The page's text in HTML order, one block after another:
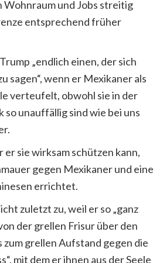
Wohnraum und Jobs streitig
entsprechend früher
„endlich einen, der sich
sagen“, wenn er Mexikaner als
verteufelt, obwohl sie in der
unauffällig sind wie bei uns
er sie wirksam schützen kann,
gegen Mexikaner und eine
errichtet.
zuletzt zu, weil er so „ganz
der grellen Frisur über den
zum grellen Aufstand gegen die
mit dem er ihnen aus der Seele